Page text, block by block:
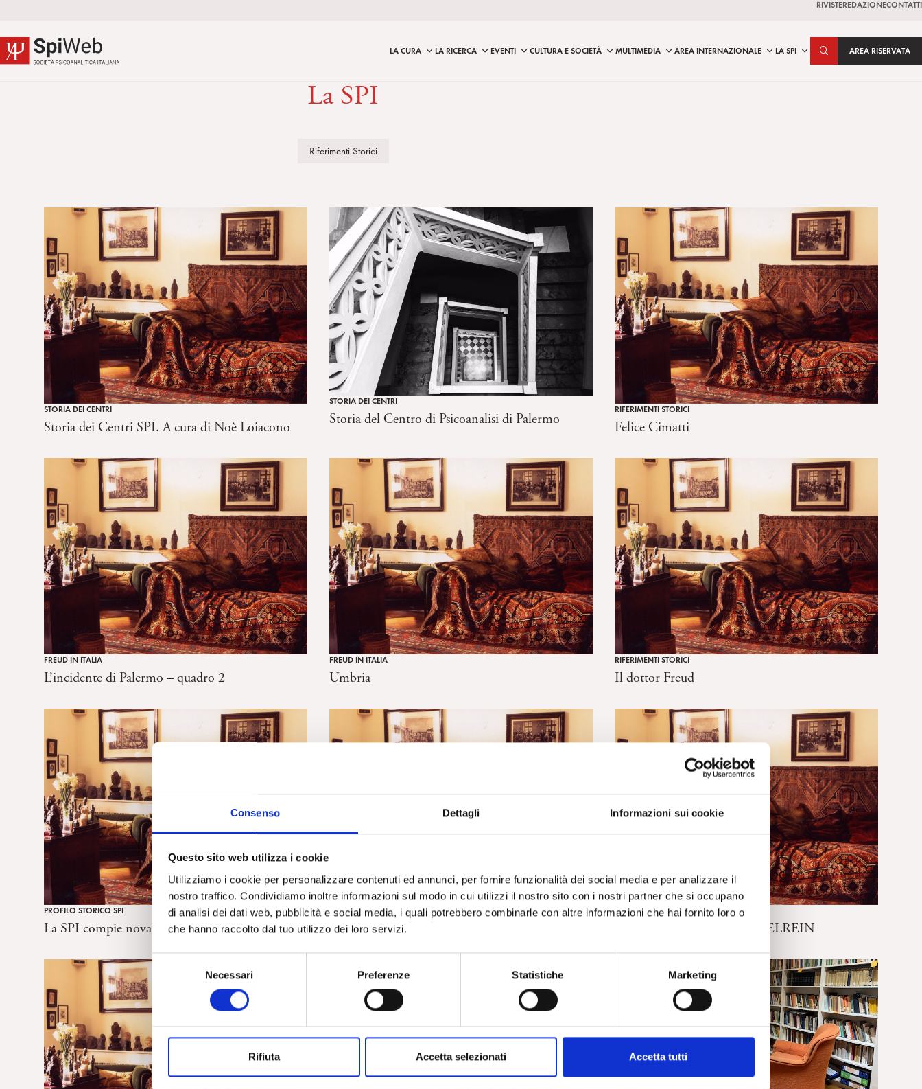
Consenso Dettagli Informazioni sui cookie
Questo sito web utilizza i cookie
Utilizziamo i cookie per personalizzare contenuti ed annunci, per fornire funzionalità dei social media e per analizzare il
nostro traffico. Condividiamo inoltre informazioni sul modo in cui utilizzi il nostro sito con i nostri partner che si occupano
di analisi dei dati web, pubblicità e social media, i quali potrebbero combinarle con altre informazioni che hai fornito loro o
che hanno raccolto dal tuo utilizzo dei loro servizi.
S
e
z
i
n
Necessari Preferenze Statistiche Marketing
Rifiuta Accetta selezionati Accetta tutti
RIVISTEREDAZIONECONTATTI
LA CURA LA RICERCA EVENTI CULTURA E SOCIETÀ MULTIMEDIA AREA INTERNAZIONALE LA SPI AREA RISERVATA
La SPI
Riferimenti Storici
STORIA DEI CENTRI
Storia dei Centri SPI. A cura di Noè Loiacono
STORIA DEI CENTRI
Storia del Centro di Psicoanalisi di Palermo
RIFERIMENTI STORICI
Felice Cimatti
FREUD IN ITALIA
L’incidente di Palermo – quadro 2
FREUD IN ITALIA
Umbria
RIFERIMENTI STORICI
Il dottor Freud
PROFILO STORICO SPI
La SPI compie novant’anni
STORIA DEI CENTRI
Storia del Centro Psicoanalitico di Genova
RIFERIMENTI STORICI
La bibliografia di Sabina SPIELREIN